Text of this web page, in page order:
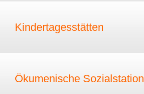
Kindertagesstätten
Ökumenische Sozialstation